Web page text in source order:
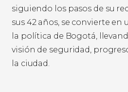
siguiendo los pasos de su
sus 42 años, se convierte en
la política de Bogotá,
visión de seguridad,
la ciudad.